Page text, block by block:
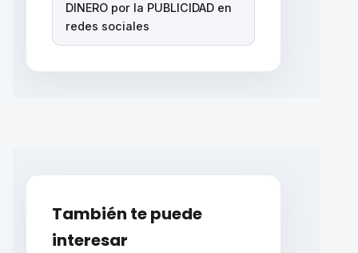
DINERO por la PUBLICIDAD en
redes sociales
También te puede
interesar